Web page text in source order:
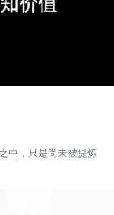
中，只是尚未被提炼